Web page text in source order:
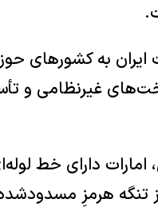
ایران به کشورهای
غیرنظامی و
دارای خط
هرمزِ مسدودشده